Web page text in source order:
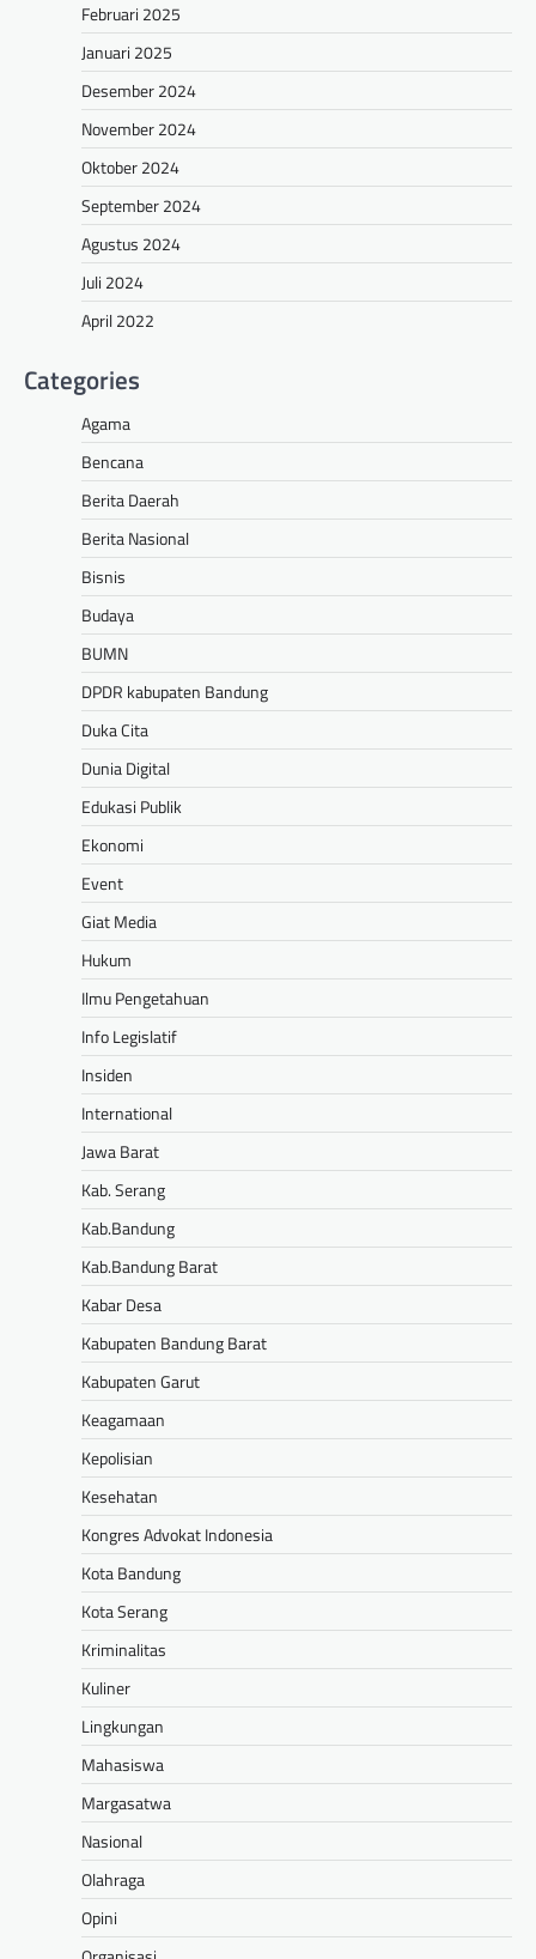
Februari 2025
Januari 2025
Desember 2024
November 2024
Oktober 2024
September 2024
Agustus 2024
Juli 2024
April 2022
Categories
Agama
Bencana
Berita Daerah
Berita Nasional
Bisnis
Budaya
BUMN
DPDR kabupaten Bandung
Duka Cita
Dunia Digital
Edukasi Publik
Ekonomi
Event
Giat Media
Hukum
Ilmu Pengetahuan
Info Legislatif
Insiden
International
Jawa Barat
Kab. Serang
Kab.Bandung
Kab.Bandung Barat
Kabar Desa
Kabupaten Bandung Barat
Kabupaten Garut
Keagamaan
Kepolisian
Kesehatan
Kongres Advokat Indonesia
Kota Bandung
Kota Serang
Kriminalitas
Kuliner
Lingkungan
Mahasiswa
Margasatwa
Nasional
Olahraga
Opini